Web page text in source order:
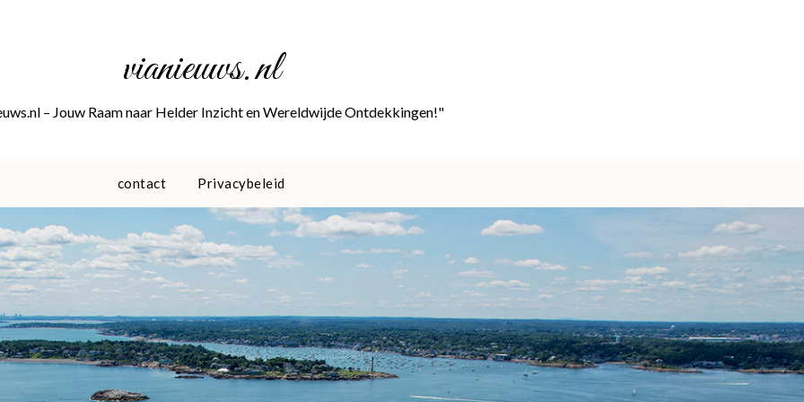
vianieuws.nl
– Jouw Raam naar Helder Inzicht en Wereldwijde Ontdekkingen!"
contact Privacybeleid